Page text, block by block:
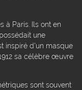
à Paris. Ils ont en
une
inspiré d'un masque
sa célèbre œuvre
sont souvent